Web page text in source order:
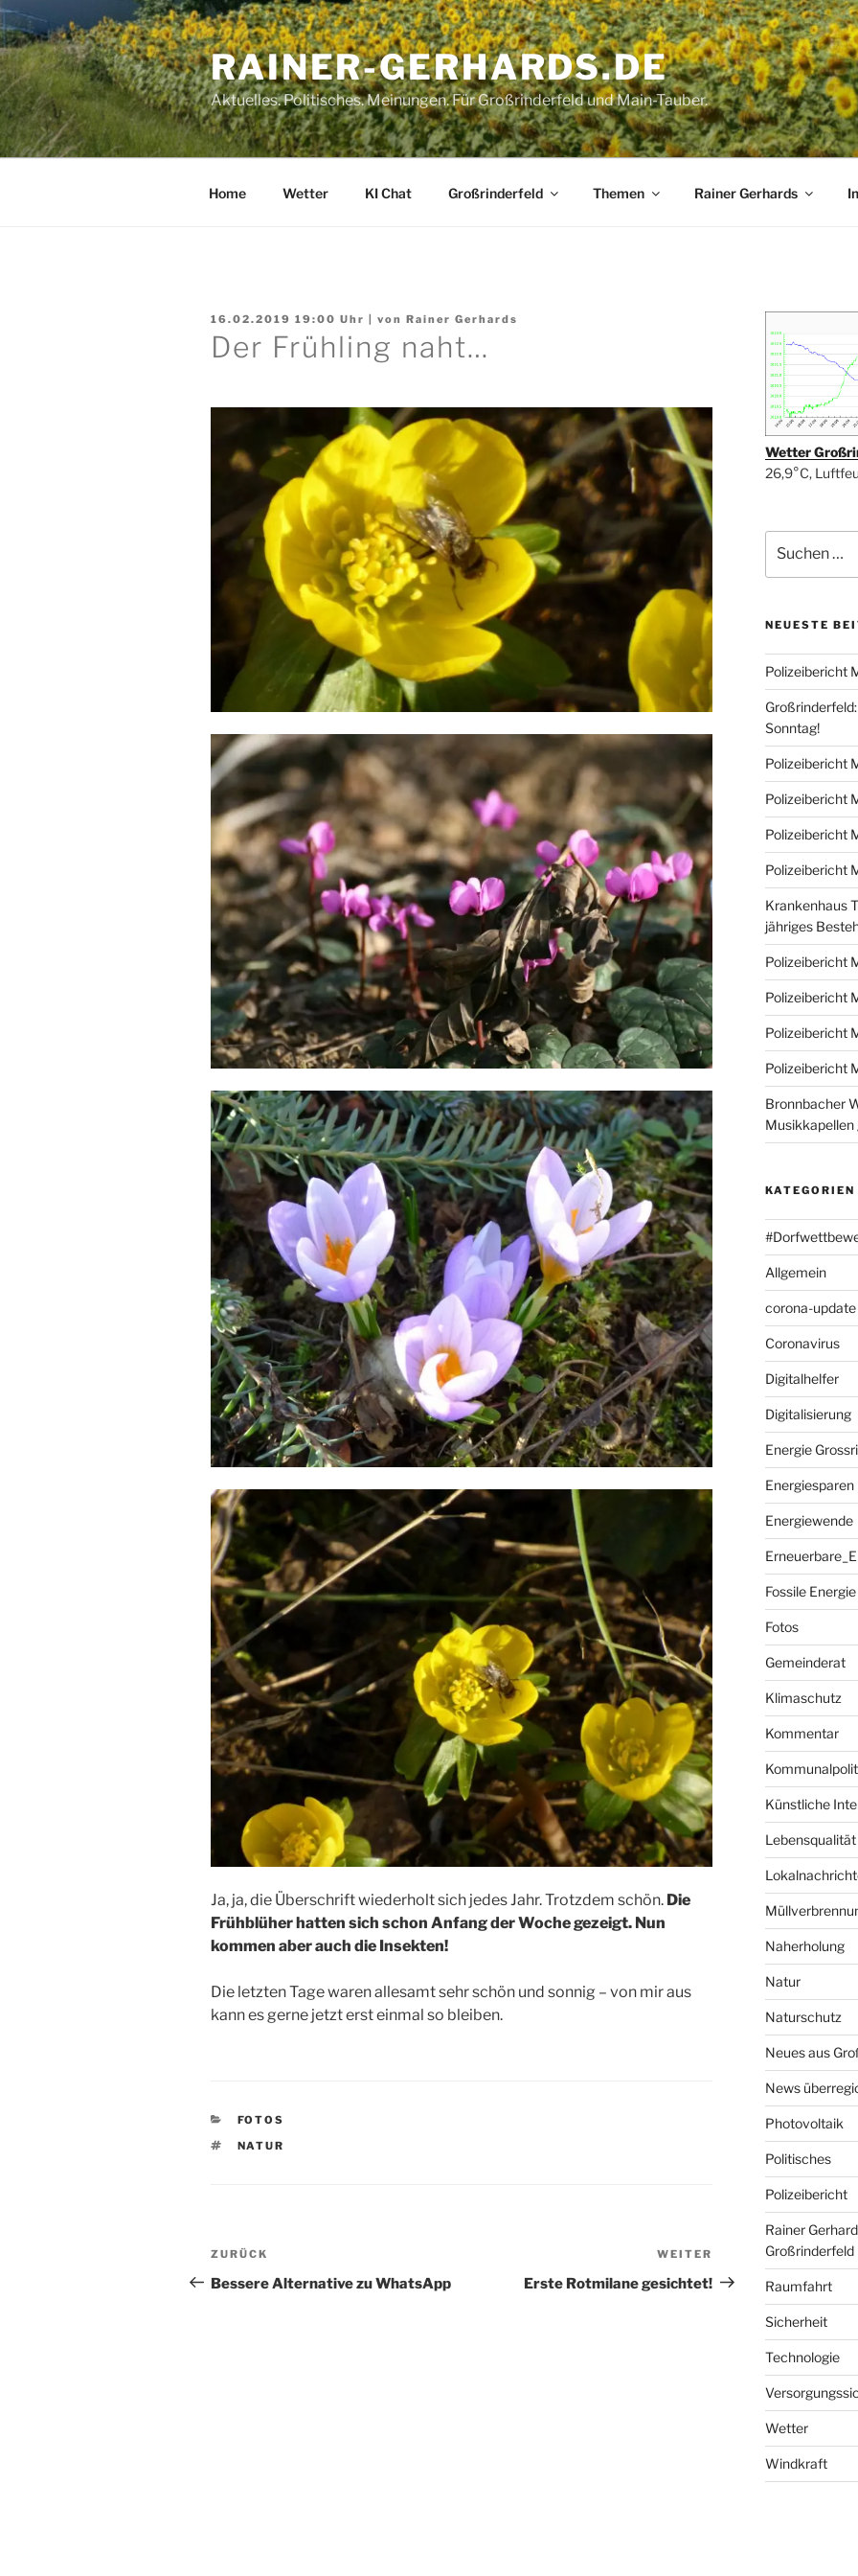
Zum
Inhalt
springen
RAINER-GERHARDS.DE
Aktuelles. Politisches. Meinungen. Für Großrinderfeld und Main-Tauber.
Home Wetter KI Chat Großrinderfeld Themen Rainer Gerhards
16.02.2019 19:00 Uhr | von Rainer Gerhards
Der Frühling naht…
Ja, ja, die Überschrift wiederholt sich jedes Jahr. Trotzdem schön. Die
Frühblüher hatten sich schon Anfang der Woche gezeigt. Nun
kommen aber auch die Insekten!
Die letzten Tage waren allesamt sehr schön und sonnig – von mir aus
kann es gerne jetzt erst einmal so bleiben.
KATEGORIEN
FOTOS
SCHLAGWÖRTER
NATUR
Beitragsnavigation
Vorheriger
Beitrag
ZURÜCK
Bessere Alternative zu WhatsApp
Nächster
Beitrag
WEITER
Erste Rotmilane gesichtet!
Wetter
26,9°C,
nach:
NEUESTE
Polizeibericht
Sonntag!
Polizeibericht
Polizeibericht
Polizeibericht
Polizeibericht
Krankenhaus
jähriges
Polizeibericht
Polizeibericht
Polizeibericht
Polizeibericht
Bronnbacher
Musikkapellen
KATEGORIEN
Allgemein
corona-update
Coronavirus
Digitalhelfer
Digitalisierung
Energie
Energiesparen
Energiewende
Fossile Energie
Fotos
Gemeinderat
Klimaschutz
Kommentar
Künstliche
Naherholung
Natur
Naturschutz
Neues aus
News
Photovoltaik
Politisches
Polizeibericht
Rainer
Großrinderfeld
Raumfahrt
Sicherheit
Technologie
Wetter
Windkraft